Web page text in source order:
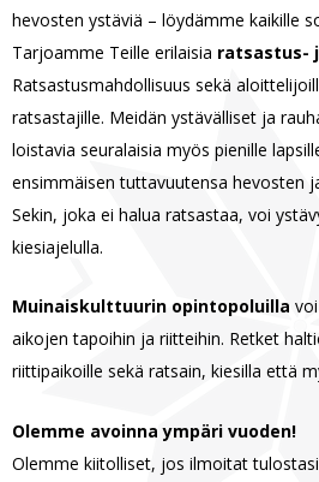
hevosten ystäviä – löydämme kaikille
Tarjoamme Teille erilaisia ratsastus-
Ratsastusmahdollisuus sekä
ratsastajille. Meidän ystävälliset ja
loistavia seuralaisia myös pienille
ensimmäisen tuttavuutensa hevosten
Sekin, joka ei halua ratsastaa, voi
kiesiajelulla.
Muinaiskulttuurin opintopoluilla
aikojen tapoihin ja riitteihin. Retket
riittipaikoille sekä ratsain, kiesilla että
Olemme avoinna ympäri vuoden!
Olemme kiitolliset, jos ilmoitat